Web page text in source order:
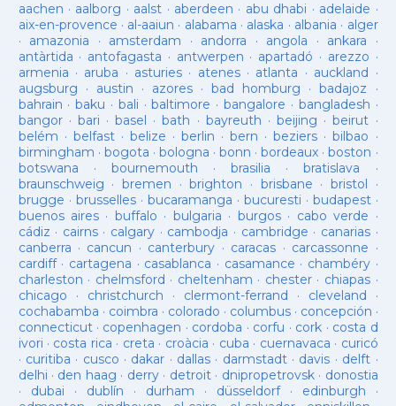
aachen · aalborg · aalst · aberdeen · abu dhabi · adelaide ·
aix-en-provence · al-aaiun · alabama · alaska · albania · alger
· amazonia · amsterdam · andorra · angola · ankara ·
antàrtida · antofagasta · antwerpen · apartadó · arezzo ·
armenia · aruba · asturies· atenes· atlanta · auckland ·
augsburg · austin · azores·bad homburg ·badajoz ·
bahrain ·baku · bali ·baltimore ·bangalore · bangladesh ·
bangor· bari ·basel ·bath · bayreuth ·beijing ·beirut ·
belém · belfast· belize · berlin ·bern ·beziers ·bilbao ·
birmingham · bogota · bologna ·bonn ·bordeaux ·boston ·
botswana · bournemouth ·brasilia ·bratislava ·
braunschweig · bremen ·brighton · brisbane · bristol ·
brugge · brusselles· bucaramanga · bucuresti · budapest·
buenos aires· buffalo · bulgaria · burgos· cabo verde ·
cádiz · cairns· calgary · cambodja · cambridge · canarias·
canberra · cancun · canterbury · caracas · carcassonne ·
cardiff· cartagena · casablanca · casamance · chambéry·
charleston · chelmsford · cheltenham · chester· chiapas ·
chicago · christchurch · clermont-ferrand · cleveland ·
cochabamba · coimbra · colorado · columbus· concepción ·
connecticut· copenhagen · cordoba · corfu · cork · costa d
ivori · costa rica · creta · croàcia · cuba · cuernavaca · curicó
· curitiba · cusco · dakar · dallas · darmstadt· davis · delft ·
delhi · den haag · derry· detroit· dnipropetrovsk· donostia
· dubai · dublín · durham · düsseldorf· edinburgh ·